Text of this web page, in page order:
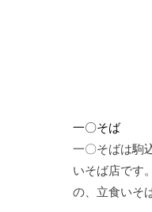
一〇そば
一〇そばは駒
いそば店です
の、立食いそ